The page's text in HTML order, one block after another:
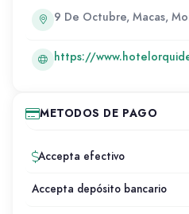
9 De Octubre, Macas,
https://
METODOS DE PAGO
Accepta efectivo
Accepta depósito bancario